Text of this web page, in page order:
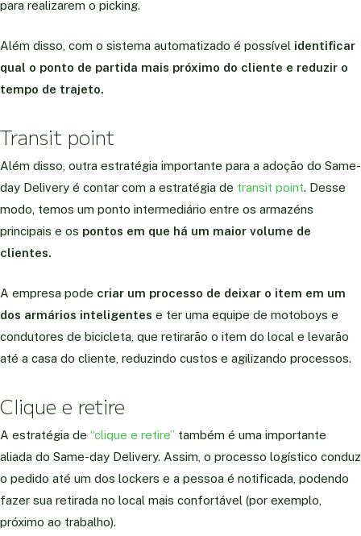
para realizarem o picking.
Além disso, com o sistema automatizado é possível identificar
qual o ponto de partida mais próximo do cliente e reduzir o
tempo de trajeto.
Transit point
Além disso, outra estratégia importante para a adoção do Same-
day Delivery é contar com a estratégia de transit point. Desse
modo, temos um ponto intermediário entre os armazéns
principais e os pontos em que há um maior volume de
clientes.
A empresa pode criar um processo de deixar o item em um
dos armários inteligentes e ter uma equipe de motoboys e
condutores de bicicleta, que retirarão o item do local e levarão
até a casa do cliente, reduzindo custos e agilizando processos.
Clique e retire
A estratégia de “clique e retire” também é uma importante
aliada do Same-day Delivery. Assim, o processo logístico conduz
o pedido até um dos lockers e a pessoa é notificada, podendo
fazer sua retirada no local mais confortável (por exemplo,
próximo ao trabalho).